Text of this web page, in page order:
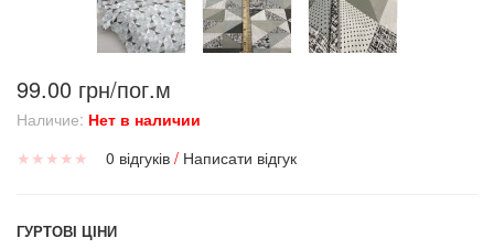
99.00 грн/пог.м
Наличие: Нет в наличии
★ ★ ★ ★ ★ 0 відгуків / Написати відгук
ГУРТОВІ ЦІНИ